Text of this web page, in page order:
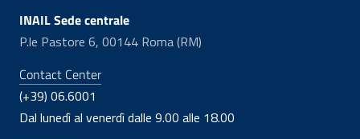
INAIL Sede centrale
P.le Pastore 6, 00144 Roma (RM)
Contact Center
(+39) 06.6001
Dal lunedì al venerdì dalle 9.00 alle 18.00